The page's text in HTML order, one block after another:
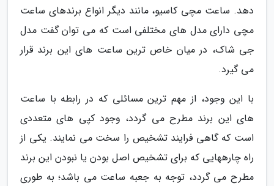
دهد. ساعت مچی کاسیو، مانند دیگر انواع برندهای ساعت
مچی دارای مدل های مختلفی است که می توان گفت مدل
جی شاک، در میان خاص ترین ساعت های این برند قرار
می گیرد.
با این وجود، از مهم ترین مسائلی که در رابطه با ساعت
های این برند مطرح می گردد، وجود کپی های متعددی
است که گاهی فرایند تشخیص را سخت می نمایند. یکی از
راه چارههایی که برای تشخیص اصل بودن یا نبودن این برند
مطرح می گردد، توجه به جعبه ساعت می باشد؛ به طوری